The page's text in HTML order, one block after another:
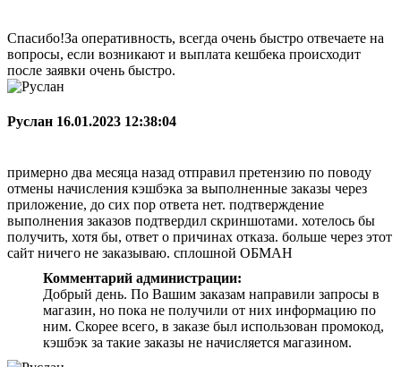
Спасибо!За оперативность, всегда очень быстро отвечаете на
вопросы, если возникают и выплата кешбека происходит
после заявки очень быстро.
Руслан 16.01.2023 12:38:04
примерно два месяца назад отправил претензию по поводу
отмены начисления кэшбэка за выполненные заказы через
приложение, до сих пор ответа нет. подтверждение
выполнения заказов подтвердил скриншотами. хотелось бы
получить, хотя бы, ответ о причинах отказа. больше через этот
сайт ничего не заказываю. сплошной ОБМАН
Комментарий администрации:
Добрый день. По Вашим заказам направили запросы в
магазин, но пока не получили от них информацию по
ним. Скорее всего, в заказе был использован промокод,
кэшбэк за такие заказы не начисляется магазином.